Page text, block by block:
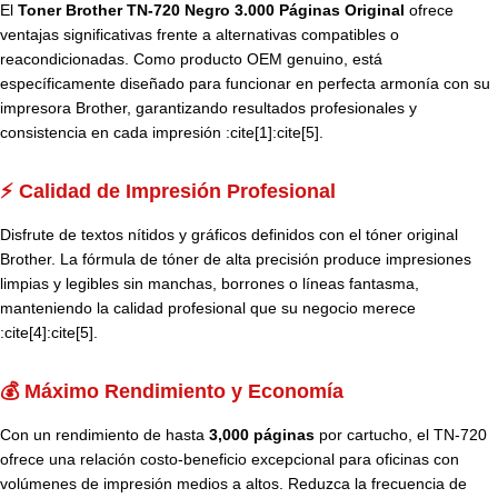
El Toner Brother TN-720 Negro 3.000 Páginas Original ofrece
ventajas significativas frente a alternativas compatibles o
reacondicionadas. Como producto OEM genuino, está
específicamente diseñado para funcionar en perfecta armonía con su
impresora Brother, garantizando resultados profesionales y
consistencia en cada impresión :cite[1]:cite[5].
⚡ Calidad de Impresión Profesional
Disfrute de textos nítidos y gráficos definidos con el tóner original
Brother. La fórmula de tóner de alta precisión produce impresiones
limpias y legibles sin manchas, borrones o líneas fantasma,
manteniendo la calidad profesional que su negocio merece
:cite[4]:cite[5].
💰 Máximo Rendimiento y Economía
Con un rendimiento de hasta 3,000 páginas por cartucho, el TN-720
ofrece una relación costo-beneficio excepcional para oficinas con
volúmenes de impresión medios a altos. Reduzca la frecuencia de